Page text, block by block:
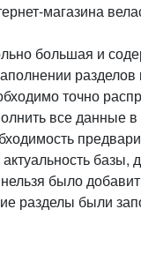
магазина
большая и
разделов
точно
все данные в
нельзя было
разделы были